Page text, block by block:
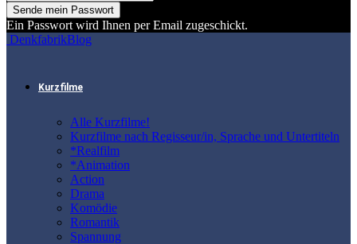
Ein Passwort wird Ihnen per Email zugeschickt.
DenkfabrikBlog
Kurzfilme
Alle Kurzfilme!
Kurzfilme nach Regisseur/in, Sprache und Untertiteln
*Realfilm
*Animation
Action
Drama
Komödie
Romantik
Spannung